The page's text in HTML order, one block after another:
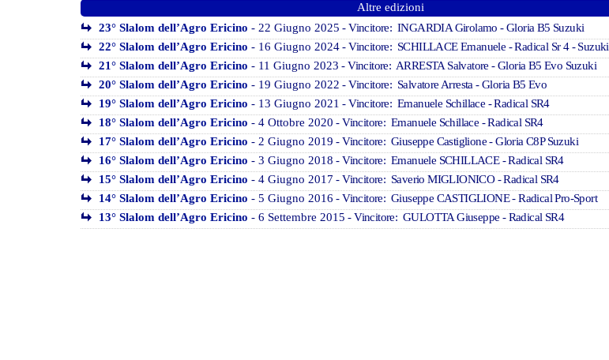
Altre edizioni
23° Slalom dell’Agro Ericino - 22 Giugno 2025 - Vincitore: INGARDIA Girolamo - Gloria B5 Suzuki
22° Slalom dell’Agro Ericino - 16 Giugno 2024- Vincitore: SCHILLACE Emanuele - Radical Sr 4 - Suzuki
21° Slalom dell’Agro Ericino - 11 Giugno 2023 - Vincitore: ARRESTA Salvatore - Gloria B5 Evo Suzuki
20° Slalom dell’Agro Ericino - 19 Giugno 2022 - Vincitore: Salvatore Arresta - Gloria B5 Evo
19° Slalom dell’Agro Ericino - 13 Giugno 2021 - Vincitore: Emanuele Schillace - Radical SR4
18° Slalom dell’Agro Ericino - 4 Ottobre 2020 - Vincitore: Emanuele Schillace - Radical SR4
17° Slalom dell’Agro Ericino - 2 Giugno 2019 - Vincitore: Giuseppe Castiglione - Gloria C8P Suzuki
16° Slalom dell’Agro Ericino - 3 Giugno 2018 - Vincitore: Emanuele SCHILLACE - Radical SR4
15° Slalom dell’Agro Ericino - 4 Giugno 2017 - Vincitore: Saverio MIGLIONICO - Radical SR4
14° Slalom dell’Agro Ericino - 5 Giugno 2016 - Vincitore: Giuseppe CASTIGLIONE - Radical Pro-Sport
13° Slalom dell’Agro Ericino - 6 Settembre 2015 - Vincitore: GULOTTA Giuseppe - Radical SR4